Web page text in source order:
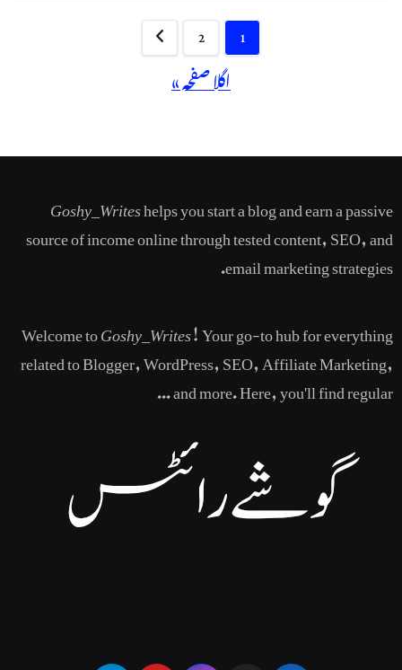
1
2
اگلا صفحہ »
Goshy_Writeshelps you start a blog and earn a passive
source of income online through tested content, SEO, and
email marketing strategies​.
Welcome toGoshy_Writes! Your go-to hub for everything
related to Blogger, WordPress, SEO, Affiliate Marketing,
and more. Here, you'll find regular ...